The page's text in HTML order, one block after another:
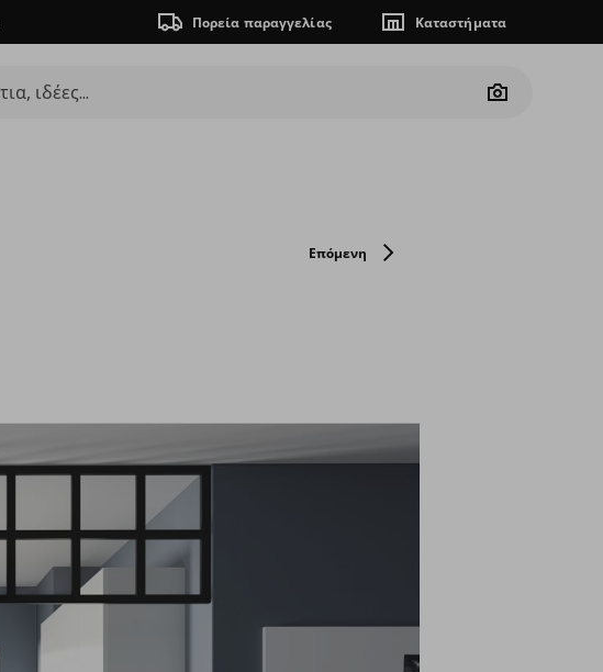
Πορεία παραγγελίας Καταστήματα
Camera
Επόμενη